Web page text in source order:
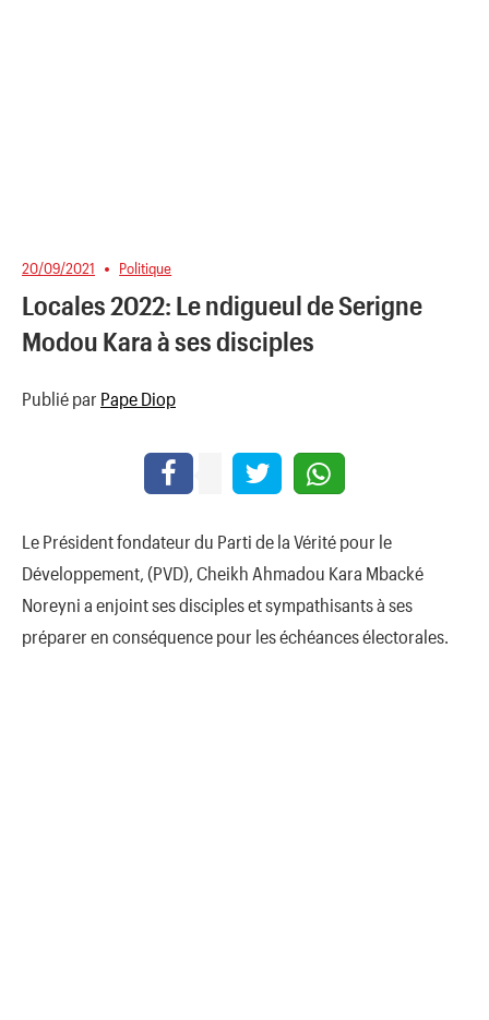
20/09/2021 Politique
Locales 2022: Le ndigueul de Serigne
Modou Kara à ses disciples
Publié par Pape Diop
Le Président fondateur du Parti de la Vérité pour le
Développement, (PVD), Cheikh Ahmadou Kara Mbacké
Noreyni a enjoint ses disciples et sympathisants à ses
préparer en conséquence pour les échéances électorales.